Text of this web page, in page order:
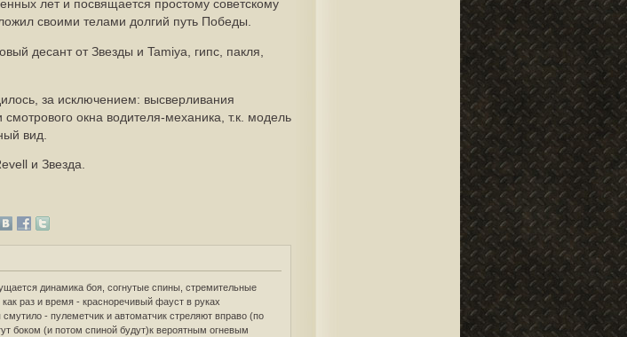
лет и посвящается простому советскому
своими телами долгий путь Победы.
десант от Звезды и Tamiya, гипс, пакля,
за исключением: высверливания
окна водителя-механика, т.к. модель
вид.
и Звезда.
динамика боя, согнутые спины, стремительные
раз и время - красноречивый фауст в руках
- пулеметчик и автоматчик стреляют вправо (по
боком (и потом спиной будут)к вероятным огневым